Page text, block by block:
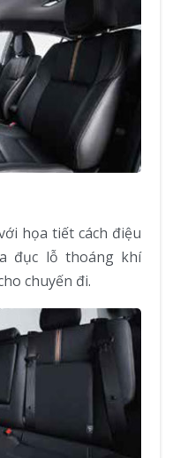
họa tiết cách điệu
đục lỗ thoáng khí
chuyến đi.